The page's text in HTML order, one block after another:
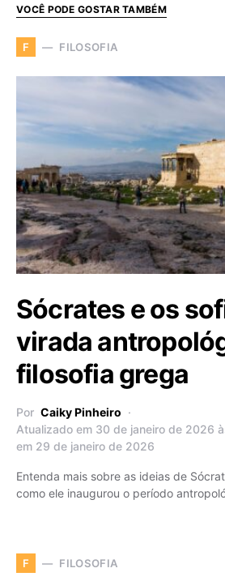
VOCÊ PODE GOSTAR TAMBÉM
F FILOSOFIA
Sócrates e os
virada
filosofia grega
Por Caiky Pinheiro
Atualizado em 30 de janeiro de 2026
em 29 de janeiro de 2026
Entenda mais sobre as ideias de
como ele inaugurou o período
F FILOSOFIA